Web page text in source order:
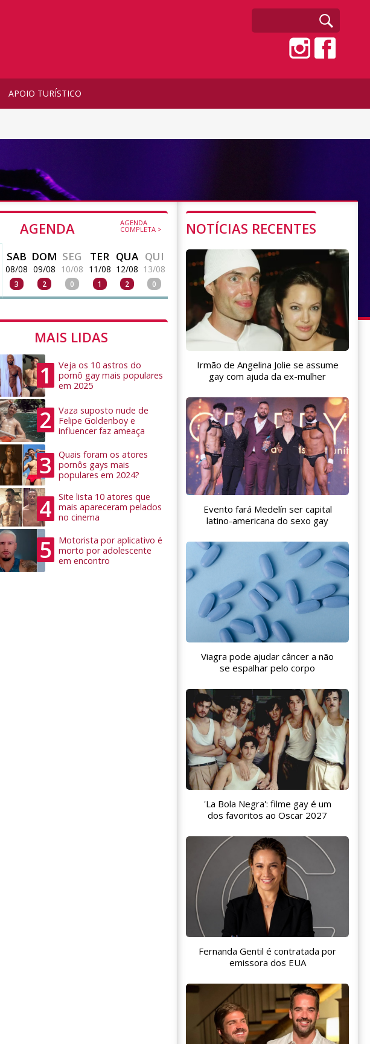
APOIO TURÍSTICO
AGENDA AGENDA
COMPLETA >
SAB
08/08
3
DOM
09/08
2
SEG
10/08
0
TER
11/08
1
QUA
12/08
2
QUI
13/08
0
MAIS LIDAS
1
Veja os 10 astros do
pornô gay mais populares
em 2025
2
Vaza suposto nude de
Felipe Goldenboy e
influencer faz ameaça
3
Quais foram os atores
pornôs gays mais
populares em 2024?
4
Site lista 10 atores que
mais apareceram pelados
no cinema
5
Motorista por aplicativo é
morto por adolescente
em encontro
NOTÍCIAS RECENTES
Irmão de Angelina Jolie se assume
gay com ajuda da ex-mulher
Evento fará Medelín ser capital
latino-americana do sexo gay
Viagra pode ajudar câncer a não
se espalhar pelo corpo
'La Bola Negra': filme gay é um
dos favoritos ao Oscar 2027
Fernanda Gentil é contratada por
emissora dos EUA